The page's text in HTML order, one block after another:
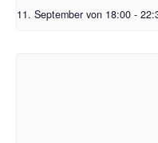
11. September von 18:00 -